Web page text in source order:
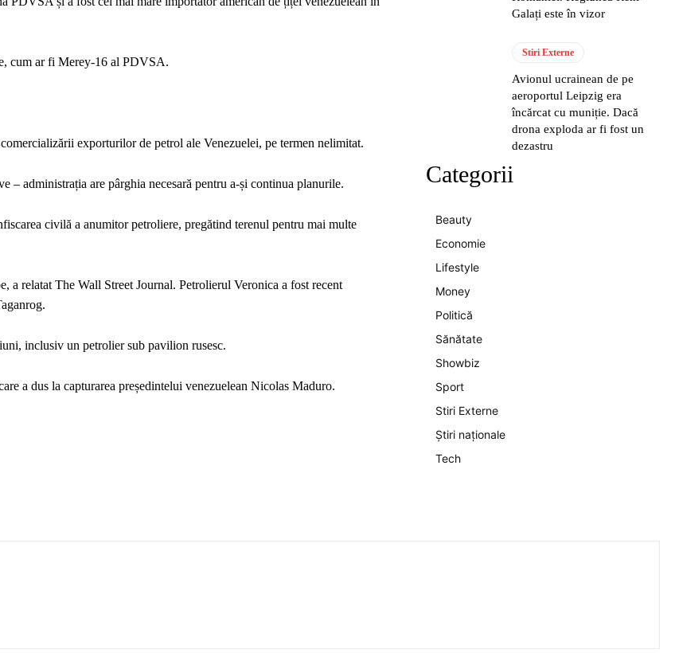
cum ar fi Merey-16 al PDVSA.
exporturilor de petrol ale Venezuelei, pe termen nelimitat.
– administrația are pârghia necesară pentru a-și continua planurile.
civilă a anumitor petroliere, pregătind terenul pentru mai multe
a relatat The Wall Street Journal. Petrolierul Veronica a fost recent
inclusiv un petrolier sub pavilion rusesc.
a dus la capturarea președintelui venezuelean Nicolas Maduro.
Galați este în vizor
Stiri Externe
Avionul ucrainean de pe
aeroportul Leipzig era
încărcat cu muniție. Dacă
drona exploda ar fi fost un
dezastru
Categorii
Beauty
Economie
Lifestyle
Money
Politică
Sănătate
Showbiz
Sport
Stiri Externe
Știri naționale
Tech